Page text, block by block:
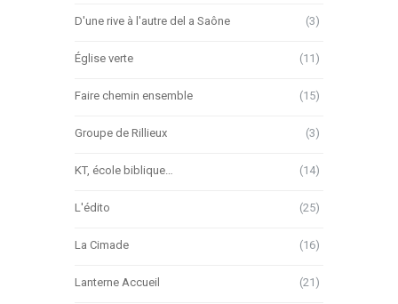
D'une rive à l'autre del a Saône (3)
Église verte (11)
Faire chemin ensemble (15)
Groupe de Rillieux (3)
KT, école biblique… (14)
L'édito (25)
La Cimade (16)
Lanterne Accueil (21)